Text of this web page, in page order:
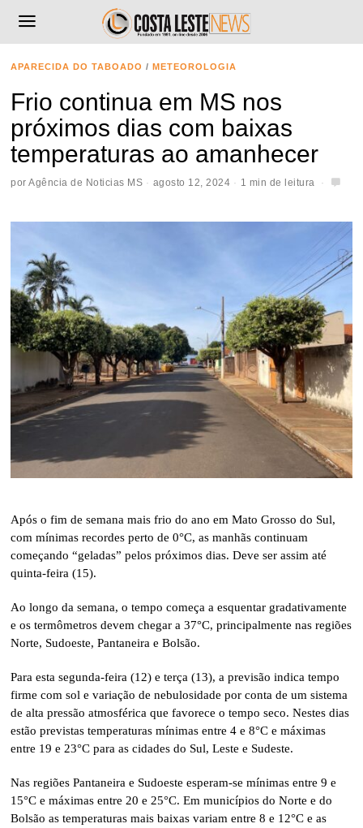
APARECIDA DO TABOADO / METEOROLOGIA
Frio continua em MS nos
próximos dias com baixas
temperaturas ao amanhecer
porAgência de Noticias MS agosto 12, 2024 1 min de leitura
Após o fim de semana mais frio do ano em Mato Grosso do Sul,
com mínimas recordes perto de 0°C, as manhãs continuam
começando “geladas” pelos próximos dias. Deve ser assim até
quinta-feira (15).
Ao longo da semana, o tempo começa a esquentar gradativamente
e os termômetros devem chegar a 37°C, principalmente nas regiões
Norte, Sudoeste, Pantaneira e Bolsão.
Para esta segunda-feira (12) e terça (13), a previsão indica tempo
firme com sol e variação de nebulosidade por conta de um sistema
de alta pressão atmosférica que favorece o tempo seco. Nestes dias
estão previstas temperaturas mínimas entre 4 e 8°C e máximas
entre 19 e 23°C para as cidades do Sul, Leste e Sudeste.
Nas regiões Pantaneira e Sudoeste esperam-se mínimas entre 9 e
15°C e máximas entre 20 e 25°C. Em municípios do Norte e do
Bolsão as temperaturas mais baixas variam entre 8 e 12°C e as